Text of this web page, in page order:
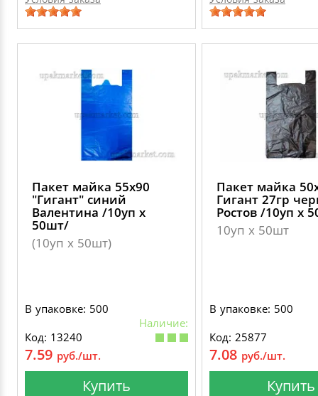
Пакет майка 55х90
"Гигант" синий
Валентина /10уп х
50шт/
(10уп х 50шт)
В упаковке: 500
Наличие:
Код: 13240
7.59 руб./шт.
Купить
Пакет майка
Гигант 27гр
Ростов /10уп х
10уп х 50шт
В упаковке: 500
Код: 25877
7.08 руб./шт.
Купить